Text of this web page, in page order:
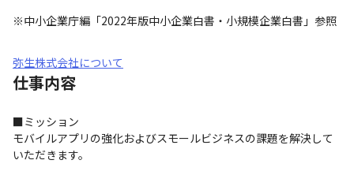
※中小企業庁編「2022年版中小企業白書・小規模企業白書」参照
弥生株式会社について
仕事内容
■ミッション
モバイルアプリの強化およびスモールビジネスの課題を解決して
いただきます。